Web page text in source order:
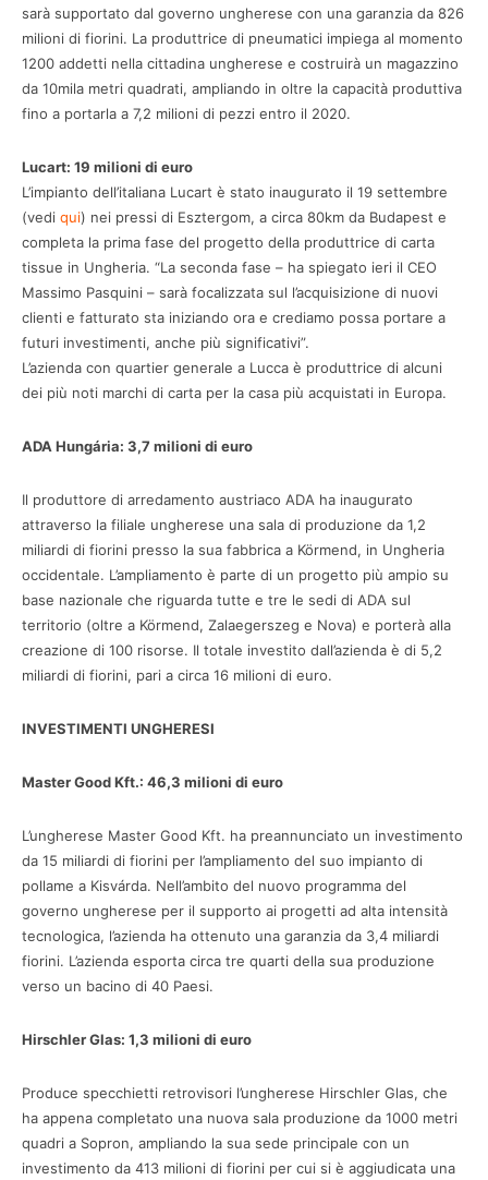
sarà supportato dal governo ungherese con una garanzia da 826
milioni di fiorini. La produttrice di pneumatici impiega al momento
1200 addetti nella cittadina ungherese e costruirà un magazzino
da 10mila metri quadrati, ampliando in oltre la capacità produttiva
fino a portarla a 7,2 milioni di pezzi entro il 2020.
Lucart: 19 milioni di euro
L’impianto dell’italiana Lucart è stato inaugurato il 19 settembre
(vedi qui) nei pressi di Esztergom, a circa 80km da Budapest e
completa la prima fase del progetto della produttrice di carta
tissue in Ungheria. “La seconda fase – ha spiegato ieri il CEO
Massimo Pasquini – sarà focalizzata sul l’acquisizione di nuovi
clienti e fatturato sta iniziando ora e crediamo possa portare a
futuri investimenti, anche più significativi”.
L’azienda con quartier generale a Lucca è produttrice di alcuni
dei più noti marchi di carta per la casa più acquistati in Europa.
ADA Hungária: 3,7 milioni di euro
Il produttore di arredamento austriaco ADA ha inaugurato
attraverso la filiale ungherese una sala di produzione da 1,2
miliardi di fiorini presso la sua fabbrica a Körmend, in Ungheria
occidentale. L’ampliamento è parte di un progetto più ampio su
base nazionale che riguarda tutte e tre le sedi di ADA sul
territorio (oltre a Körmend, Zalaegerszeg e Nova) e porterà alla
creazione di 100 risorse. Il totale investito dall’azienda è di 5,2
miliardi di fiorini, pari a circa 16 milioni di euro.
INVESTIMENTI UNGHERESI
Master Good Kft.: 46,3 milioni di euro
L’ungherese Master Good Kft. ha preannunciato un investimento
da 15 miliardi di fiorini per l’ampliamento del suo impianto di
pollame a Kisvárda. Nell’ambito del nuovo programma del
governo ungherese per il supporto ai progetti ad alta intensità
tecnologica, l’azienda ha ottenuto una garanzia da 3,4 miliardi
fiorini. L’azienda esporta circa tre quarti della sua produzione
verso un bacino di 40 Paesi.
Hirschler Glas: 1,3 milioni di euro
Produce specchietti retrovisori l’ungherese Hirschler Glas, che
ha appena completato una nuova sala produzione da 1000 metri
quadri a Sopron, ampliando la sua sede principale con un
investimento da 413 milioni di fiorini per cui si è aggiudicata una